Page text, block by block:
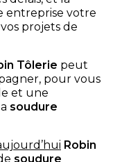
entreprise votre
projets de
Tôlerie peut
pour vous
et une
soudure
Robin
soudure